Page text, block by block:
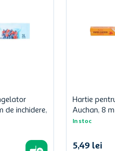
de inchidere,
Hartie
Auchan, 8
In stoc
5,49 lei